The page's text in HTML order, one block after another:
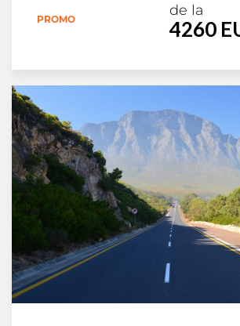
PROMO
de la
4260